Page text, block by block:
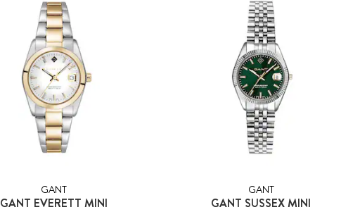
GANT
GANT EVERETT MINI
GANT
GANT SUSSEX MINI